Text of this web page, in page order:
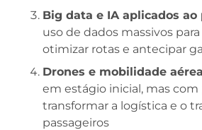
Big data e IA aplicados
uso de dados massivos
otimizar rotas e antecipar
Drones e mobilidade
em estágio inicial, mas
transformar a logística e o
passageiros